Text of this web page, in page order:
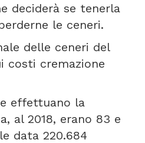
deciderà se tenerla
le ceneri.
delle ceneri del
costi cremazione
effettuano la
al 2018, erano 83 e
data 220.684